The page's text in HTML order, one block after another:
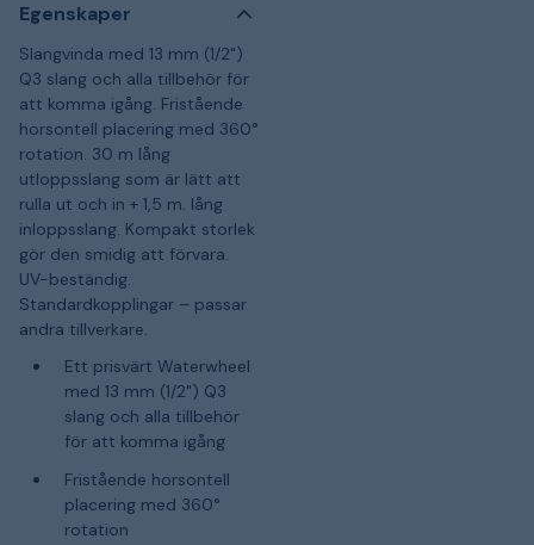
Egenskaper
Slangvinda med 13 mm (1/2")
Q3 slang och alla tillbehör för
att komma igång. Fristående
horsontell placering med 360°
rotation. 30 m lång
utloppsslang som är lätt att
rulla ut och in + 1,5 m. lång
inloppsslang. Kompakt storlek
gör den smidig att förvara.
UV-beständig.
Standardkopplingar – passar
andra tillverkare.
Ett prisvärt Waterwheel
med 13 mm (1/2") Q3
slang och alla tillbehör
för att komma igång
Fristående horsontell
placering med 360°
rotation